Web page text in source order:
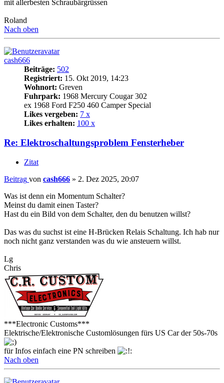
mit allerbesten Schraubärgrüssen
Roland
Nach oben
cash666
Beiträge: 502
Registriert: 15. Okt 2019, 14:23
Wohnort: Greven
Fuhrpark: 1968 Mercury Cougar 302
ex 1968 Ford F250 460 Camper Special
Likes vergeben: 7 x
Likes erhalten: 100 x
Re: Elektroschaltungsproblem Fensterheber
Zitat
Beitrag von cash666 » 2. Dez 2025, 20:07
Was ist denn ein Momentum Schalter?
Meinst du damit einen Taster?
Hast du ein Bild von dem Schalter, den du benutzen willst?
Das was du suchst ist eine H-Brücken Relais Schaltung. Ich hab nur
noch nicht ganz verstanden was du wie ansteuern willst.
Lg
Chris
***Electronic Customs***
Elektrische/Elektronische Customlösungen fürs US Car der 50s-70s
für Infos einfach eine PN schreiben
Nach oben